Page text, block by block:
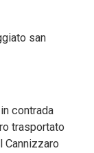
san
contrada
trasportato
Cannizzaro